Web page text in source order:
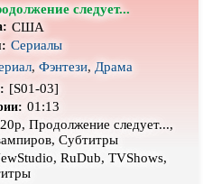
Про пиратов
Про путешествияво времени
Про рыцарей
Про собак
Про супергероев
следует...
США
Сериалы
, Фэнтези, Драма
[S01-03]
01:13
Продолжение следует...,
Субтитры
RuDub, TVShows,